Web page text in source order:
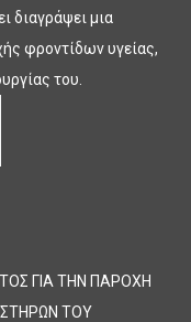
διαγράψει μια
φροντίδων υγείας,
του.
ΓΙΑ ΤΗΝ ΠΑΡΟΧΗ
ΤΟΥ